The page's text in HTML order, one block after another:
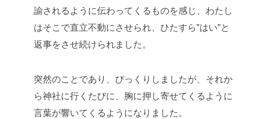
諭されるように伝わってくるものを感じ、わたし
はそこで直立不動にさせられ、ひたすら”はい”と
返事をさせ続けられました。
突然のことであり、びっくりしましたが、それか
ら神社に行くたびに、胸に押し寄せてくるように
言葉が響いてくるようになりました。